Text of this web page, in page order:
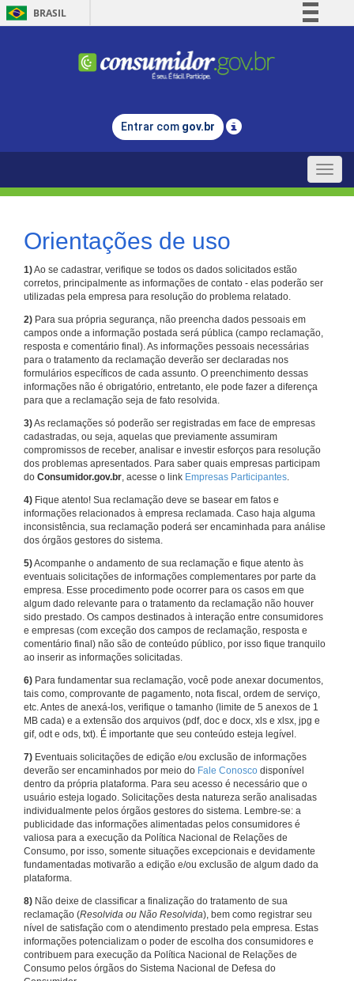
BRASIL
Comunica BR
Legislação
Entrar com gov.br
Toggle
Orientações de uso
1)Ao se cadastrar, verifique se todos os dados solicitados estão
corretos, principalmente as informações de contato - elas poderão ser
utilizadas pela empresa para resolução do problema relatado.
2) Para sua própria segurança, não preencha dados pessoais em
campos onde a informação postada será pública (campo reclamação,
resposta e comentário final). As informações pessoais necessárias
para o tratamento da reclamação deverão ser declaradas nos
formulários específicos de cada assunto. O preenchimento dessas
informações não é obrigatório, entretanto, ele pode fazer a diferença
para que a reclamação seja de fato resolvida.
3)As reclamações só poderão ser registradas em face de empresas
cadastradas, ou seja, aquelas que previamente assumiram
compromissos de receber, analisar e investir esforços para resolução
dos problemas apresentados. Para saber quais empresas participam
do Consumidor.gov.br, acesse o link Empresas Participantes.
4) Fique atento! Sua reclamação deve se basear em fatos e
informações relacionados à empresa reclamada. Caso haja alguma
inconsistência, sua reclamação poderá ser encaminhada para análise
dos órgãos gestores do sistema.
5)Acompanhe o andamento de sua reclamação e fique atento às
eventuais solicitações de informações complementares por parte da
empresa. Esse procedimento pode ocorrer para os casos em que
algum dado relevante para o tratamento da reclamação não houver
sido prestado. Os campos destinados à interação entre consumidores
e empresas (com exceção dos campos de reclamação, resposta e
comentário final) não são de conteúdo público, por isso fique tranquilo
ao inserir as informações solicitadas.
6) Para fundamentar sua reclamação, você pode anexar documentos,
tais como, comprovante de pagamento, nota fiscal, ordem de serviço,
etc. Antes de anexá-los, verifique o tamanho (limite de 5 anexos de 1
MB cada) e a extensão dos arquivos (pdf, doc e docx, xls e xlsx, jpg e
gif, odt e ods, txt). É importante que seu conteúdo esteja legível.
7) Eventuais solicitações de edição e/ou exclusão de informações
deverão ser encaminhados por meio do Fale Conosco disponível
dentro da própria plataforma. Para seu acesso é necessário que o
usuário esteja logado. Solicitações desta natureza serão analisadas
individualmente pelos órgãos gestores do sistema. Lembre-se: a
publicidade das informações alimentadas pelos consumidores é
valiosa para a execução da Política Nacional de Relações de
Consumo, por isso, somente situações excepcionais e devidamente
fundamentadas motivarão a edição e/ou exclusão de algum dado da
plataforma.
8) Não deixe de classificar a finalização do tratamento de sua
reclamação (Resolvida ou Não Resolvida), bem como registrar seu
nível de satisfação com o atendimento prestado pela empresa. Estas
informações potencializam o poder de escolha dos consumidores e
contribuem para execução da Política Nacional de Relações de
Consumo pelos órgãos do Sistema Nacional de Defesa do